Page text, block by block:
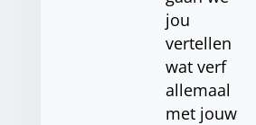
jou
vertellen
wat verf
allemaal
met jouw